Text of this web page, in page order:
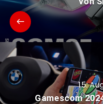
15.
Gamescom